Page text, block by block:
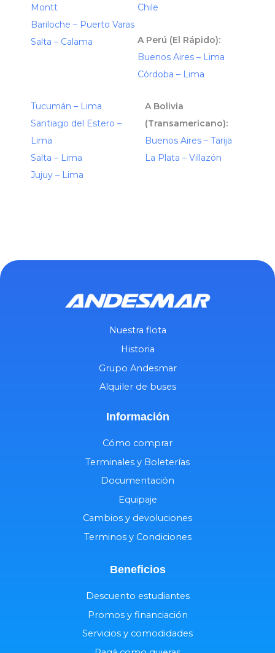
Montt
Bariloche – Puerto Varas
Salta – Calama
Chile
A Perú (El Rápido):
Buenos Aires – Lima
Córdoba – Lima
Tucumán – Lima
Santiago del Estero –
Lima
Salta – Lima
Jujuy – Lima
A Bolivia
(Transamericano):
Buenos Aires – Tarija
La Plata – Villazón
Nuestra flota
Historia
Grupo Andesmar
Alquiler de buses
Información
Cómo comprar
Terminales y Boleterías
Documentación
Equipaje
Cambios y devoluciones
Terminos y Condiciones
Beneficios
Descuento estudiantes
Promos y financiación
Servicios y comodidades